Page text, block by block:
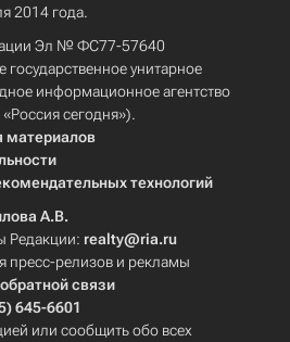
2014 года.
Эл № ФС77-57640
унитарное
информационное агентство
сегодня»).
материалов
технологий
А.В.
Редакции: realty@ria.ru
пресс-релизов и рекламы
связи
645-6601
или сообщить обо всех